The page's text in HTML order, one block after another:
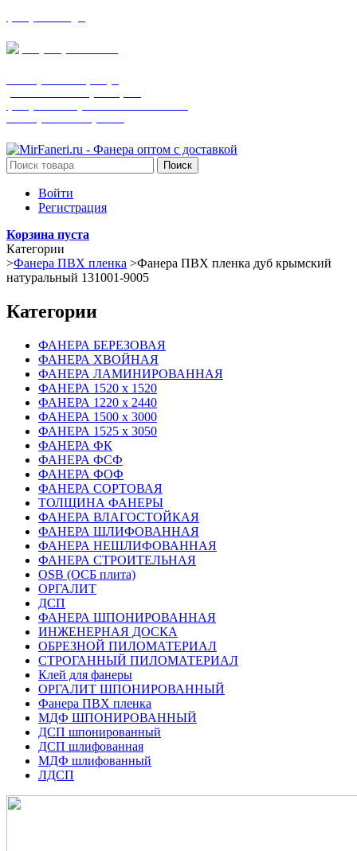
Поиск
Войти
Регистрация
Корзина пуста
Категории
>Фанера ПВХ пленка >Фанера ПВХ пленка дуб крымский
натуральный 131001-9005
Категории
ФАНЕРА БЕРЕЗОВАЯ
ФАНЕРА ХВОЙНАЯ
ФАНЕРА ЛАМИНИРОВАННАЯ
ФАНЕРА 1520 х 1520
ФАНЕРА 1220 х 2440
ФАНЕРА 1500 х 3000
ФАНЕРА 1525 х 3050
ФАНЕРА ФК
ФАНЕРА ФСФ
ФАНЕРА ФОФ
ФАНЕРА СОРТОВАЯ
ТОЛЩИНА ФАНЕРЫ
ФАНЕРА ВЛАГОСТОЙКАЯ
ФАНЕРА ШЛИФОВАННАЯ
ФАНЕРА НЕШЛИФОВАННАЯ
ФАНЕРА СТРОИТЕЛЬНАЯ
OSB (ОСБ плита)
ОРГАЛИТ
ДСП
ФАНЕРА ШПОНИРОВАННАЯ
ИНЖЕНЕРНАЯ ДОСКА
ОБРЕЗНОЙ ПИЛОМАТЕРИАЛ
СТРОГАННЫЙ ПИЛОМАТЕРИАЛ
Клей для фанеры
ОРГАЛИТ ШПОНИРОВАННЫЙ
Фанера ПВХ пленка
МДФ ШПОНИРОВАННЫЙ
ДСП шпонированный
ДСП шлифованная
МДФ шлифованный
ЛДСП